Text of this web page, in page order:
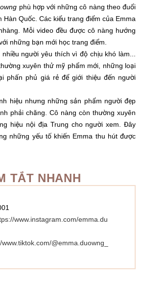
phù hợp với những cô nàng theo đuổi
Hàn Quốc. Các kiểu trang điểm của Emma
Mỗi video đều được cô nàng hướng
những bạn mới học trang điểm.
người yêu thích vì độ chịu khó làm...
xuyên thử mỹ phẩm mới, những loại
phấn phủ giá rẻ để giới thiệu đến người
hiệu nhưng những sản phẩm người đẹp
phải chăng. Cô nàng còn thường xuyên
hiệu nội địa Trung cho người xem. Đây
những yếu tố khiến Emma thu hút được
TẮT NHANH
www.instagram.com/emma.du
@emma.duowng_